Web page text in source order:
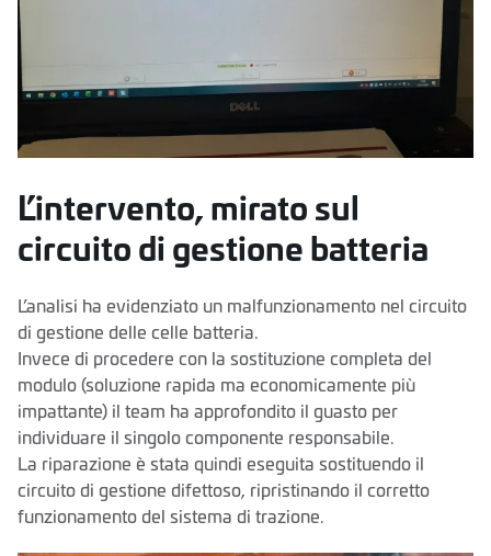
L’intervento, mirato sul
circuito di gestione batteria
L’analisi ha evidenziato un malfunzionamento nel circuito
di gestione delle celle batteria.
Invece di procedere con la sostituzione completa del
modulo (soluzione rapida ma economicamente più
impattante) il team ha approfondito il guasto per
individuare il singolo componente responsabile.
La riparazione è stata quindi eseguita sostituendo il
circuito di gestione difettoso, ripristinando il corretto
funzionamento del sistema di trazione.